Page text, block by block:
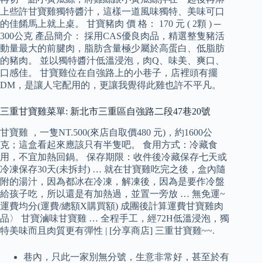
上些許甘寶雞獨特醬汁，這樣一道風味獨特、美味可口
的佳餚馬上就上桌。 甘寶豬肉 價 格： 170 元 ( 2顆 ) ─
300公克 產品簡介： 採用CAS優良肉品，精選整隻豬活
動量最大的前腱肉，脂肪含量極少屬於高蛋白、低脂肪
的豬肉。 並以獨特醬汁低溫浸泡，肉Q、味美、爽口、
口感佳。 甘寶雞位在自強路上的小巷子，店裡頭有擺
DM，是讓人宅配用的，更讓我覺得此雞也許不平凡。
三重甘寶雞菜單: 新北市三重區自強路二段47巷20號
甘寶雞 ，一隻NT.500(來店自取價480 元)，約1600公
克；這盒看起來應該只有半隻吧。 食用方式：冷藏食
用，不宜加熱回鍋。 保存期限：收件後冷藏保存七天或
冷凍保存30天(未拆封) … 就在甘寶雞吃完之後，盒內隨
附的湯汁，因為都冰在冷凍，解凍後，因為是要作冷盤
給孩子吃，所以還是有加熱過，並置一旁放 … 無免運~
運費均分(運費/總額X購買額) 成團後計算運費甘寶雞肉
品〉 甘寶滷味甘寶雞 … 全程手工，經72H低溫浸泡，獨
特美味而且肉質更有彈性 | [分享商店] 三重甘寶雞~~.
巷內，只此一家別無分號，生意非常好，甚至於有